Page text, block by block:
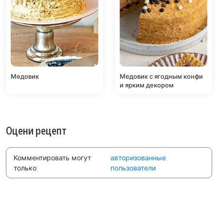
Медовик
Медовик с ягодным конфи
и ярким декором
Оцени рецепт
Комментировать могут
только
авторизованные
пользователи